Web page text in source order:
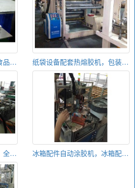
袋装蜂蜜包装用封盒机，食品包装用半自动封盒机 纸袋设备配套热熔胶机，包装袋热熔胶涂胶机，包装纸袋热熔胶机
全自动化输送智能喷胶机，全自动智能喷胶机 冰箱配件自动涂胶机，冰箱配件自动热熔胶机，冰箱配件自动点胶机